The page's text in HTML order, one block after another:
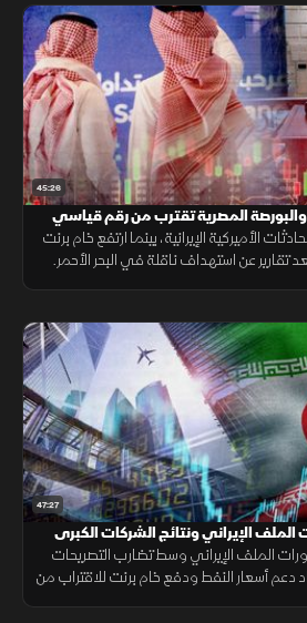
45:26
المصرية تقترب من رقم قياسي
الأميركية الإيرانية، بينما ارتفع خام برنت
بعد تقارير عن استهداف ناقلة في البحر الأحمر.
47:27
الملف الإيراني ونتائج الشركات الكبرى
الملف الإيراني وسط تضارب التصريحات
دعم أسعار النفط ودفع خام برنت للاقتراب من